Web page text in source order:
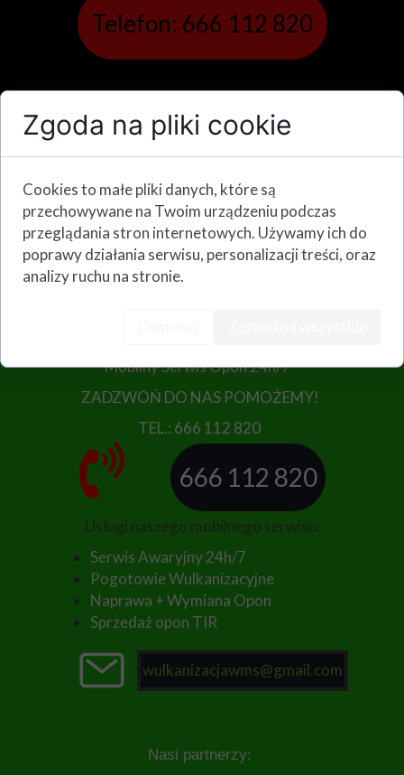
Telefon: 666 112 820
Nasi partnerzy:
666 112 820
wulkanizacjawms@gmail.com
Usługi naszego mobilnego serwisu:
Serwis Awaryjny 24h/7
Pogotowie Wulkanizacyjne
Naprawa + Wymiana Opon
Sprzedaż opon TIR
Mobilny Serwis Opon 24h/7
ZADZWOŃ DO NAS POMOŻEMY!
TEL.: 666 112 820
Zgoda na pliki cookie
Cookies to małe pliki danych, które są
przechowywane na Twoim urządzeniu podczas
przeglądania stron internetowych. Używamy ich do
poprawy działania serwisu, personalizacji treści, oraz
analizy ruchu na stronie.